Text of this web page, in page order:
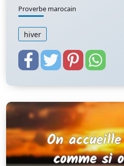
Proverbe marocain
hiver